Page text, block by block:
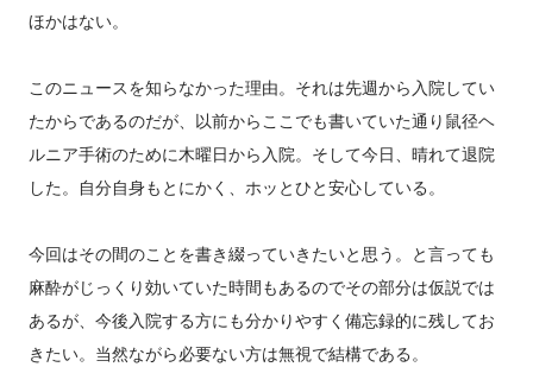
ほかはない。
このニュースを知らなかった理由。それは先週から入院してい
たからであるのだが、以前からここでも書いていた通り鼠径ヘ
ルニア手術のために木曜日から入院。そして今日、晴れて退院
した。自分自身もとにかく、ホッとひと安心している。
今回はその間のことを書き綴っていきたいと思う。と言っても
麻酔がじっくり効いていた時間もあるのでその部分は仮説では
あるが、今後入院する方にも分かりやすく備忘録的に残してお
きたい。当然ながら必要ない方は無視で結構である。